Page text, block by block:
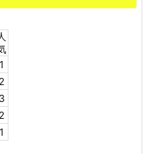
1
2
3
2
1